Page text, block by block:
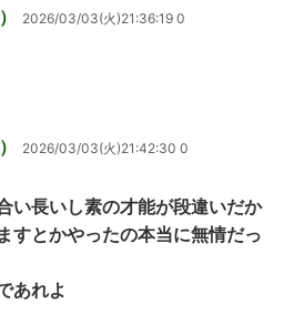
2026/03/03(火)21:36:19 0
2026/03/03(火)21:42:30 0
い長いし素の才能が段違いだか
すとかやったの本当に無情だっ
あれよ